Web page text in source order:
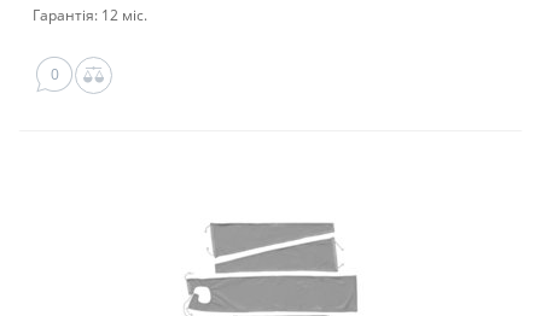
Гарантія: 12 міс.
0